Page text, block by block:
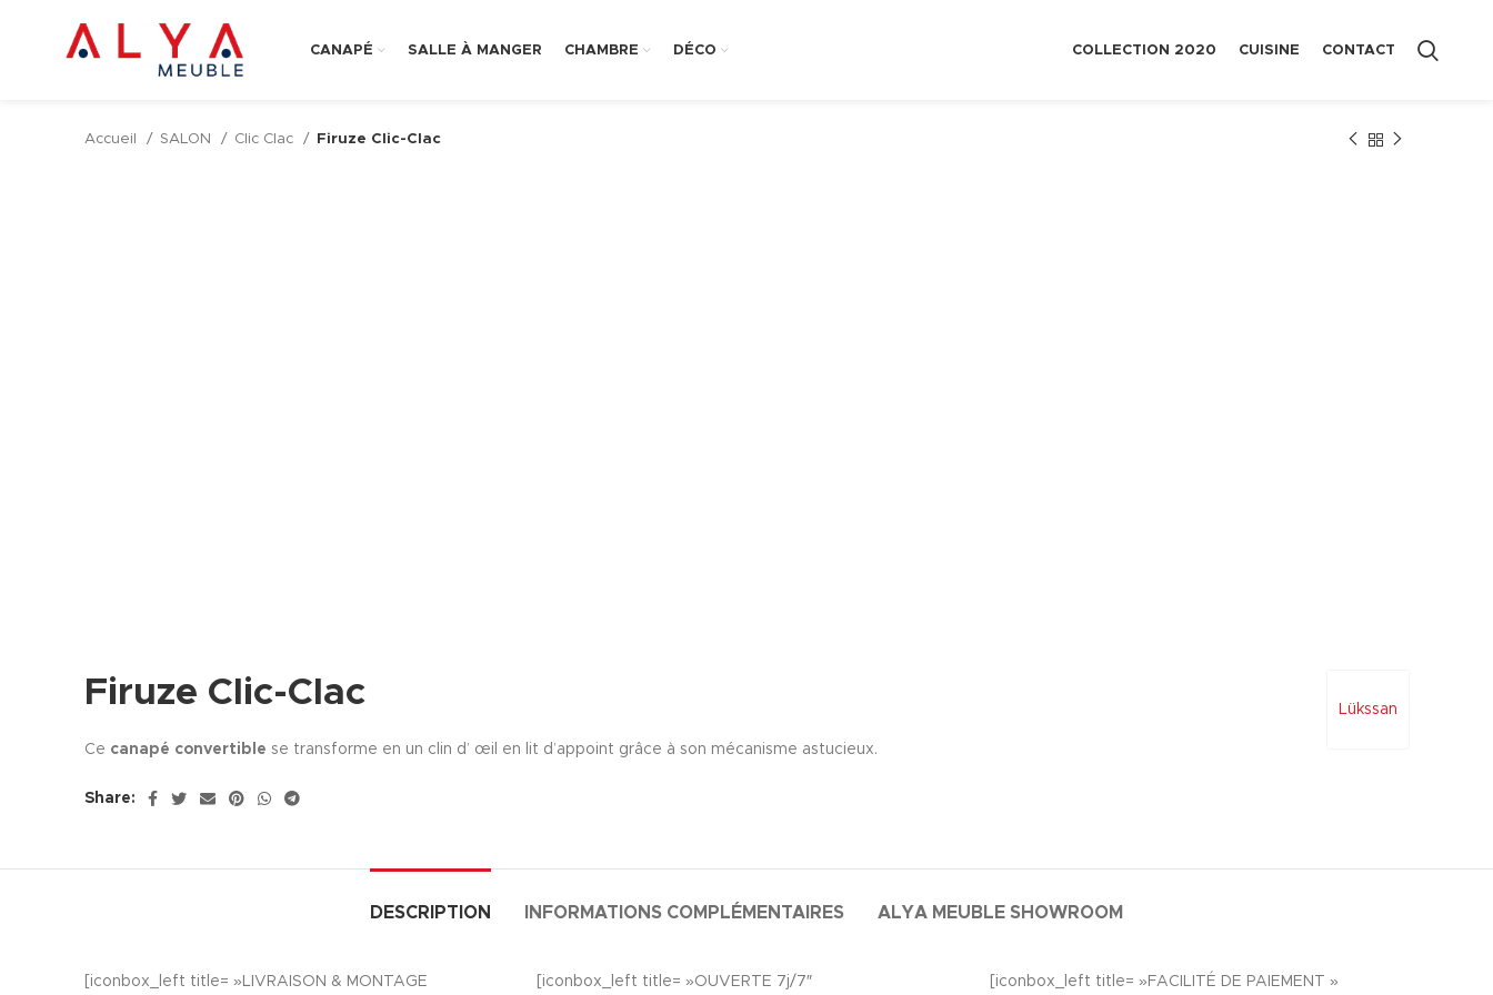
CANAPÉ SALLE À MANGER CHAMBRE DÉCO COLLECTION 2020 CUISINE CONTACT
Accueil SALON Clic Clac Firuze Clic-Clac
Lükssan
Firuze Clic-Clac
Ce canapé convertible se transforme en un clin d’ œil en lit d’appoint grâce à son mécanisme astucieux.
Share:
DESCRIPTION INFORMATIONS COMPLÉMENTAIRES ALYA MEUBLE SHOWROOM
[iconbox_left title= »LIVRAISON & MONTAGE
[iconbox_left title= »OUVERTE 7j/7″
[iconbox_left title= »FACILITÉ DE PAIEMENT »